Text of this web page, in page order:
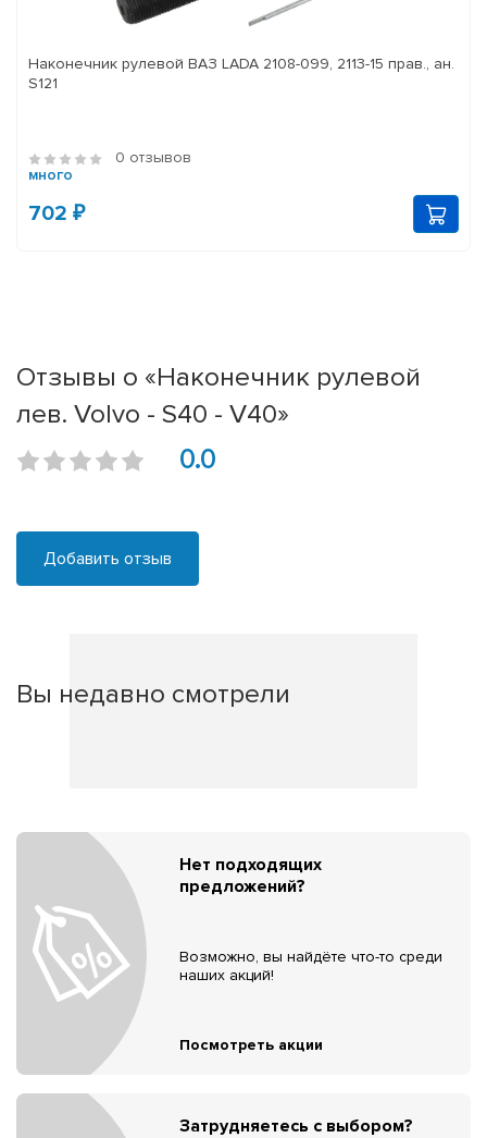
Наконечник рулевой ВАЗ LADA 2108-099, 2113-15 прав., ан.
S121
0 отзывов
много
702 ₽
Отзывы о «Наконечник рулевой
лев. Volvo - S40 - V40»
0.0
Добавить отзыв
Вы недавно смотрели
Нет подходящих
предложений?
Возможно, вы найдёте что-то среди
наших акций!
Посмотреть акции
Затрудняетесь с выбором?